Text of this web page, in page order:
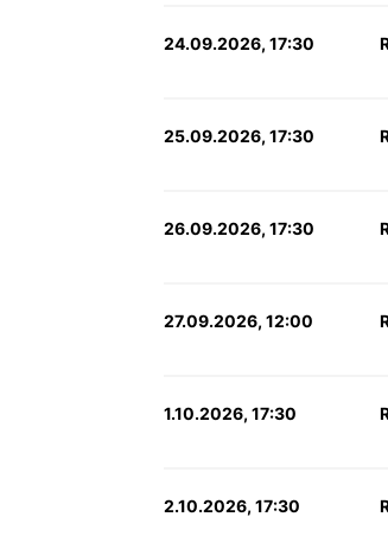
24.09.2026, 17:30
25.09.2026, 17:30
26.09.2026, 17:30
27.09.2026, 12:00
1.10.2026, 17:30
2.10.2026, 17:30